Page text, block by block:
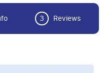
3 Reviews